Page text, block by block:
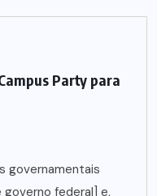
Party para
governamentais
federal] e,